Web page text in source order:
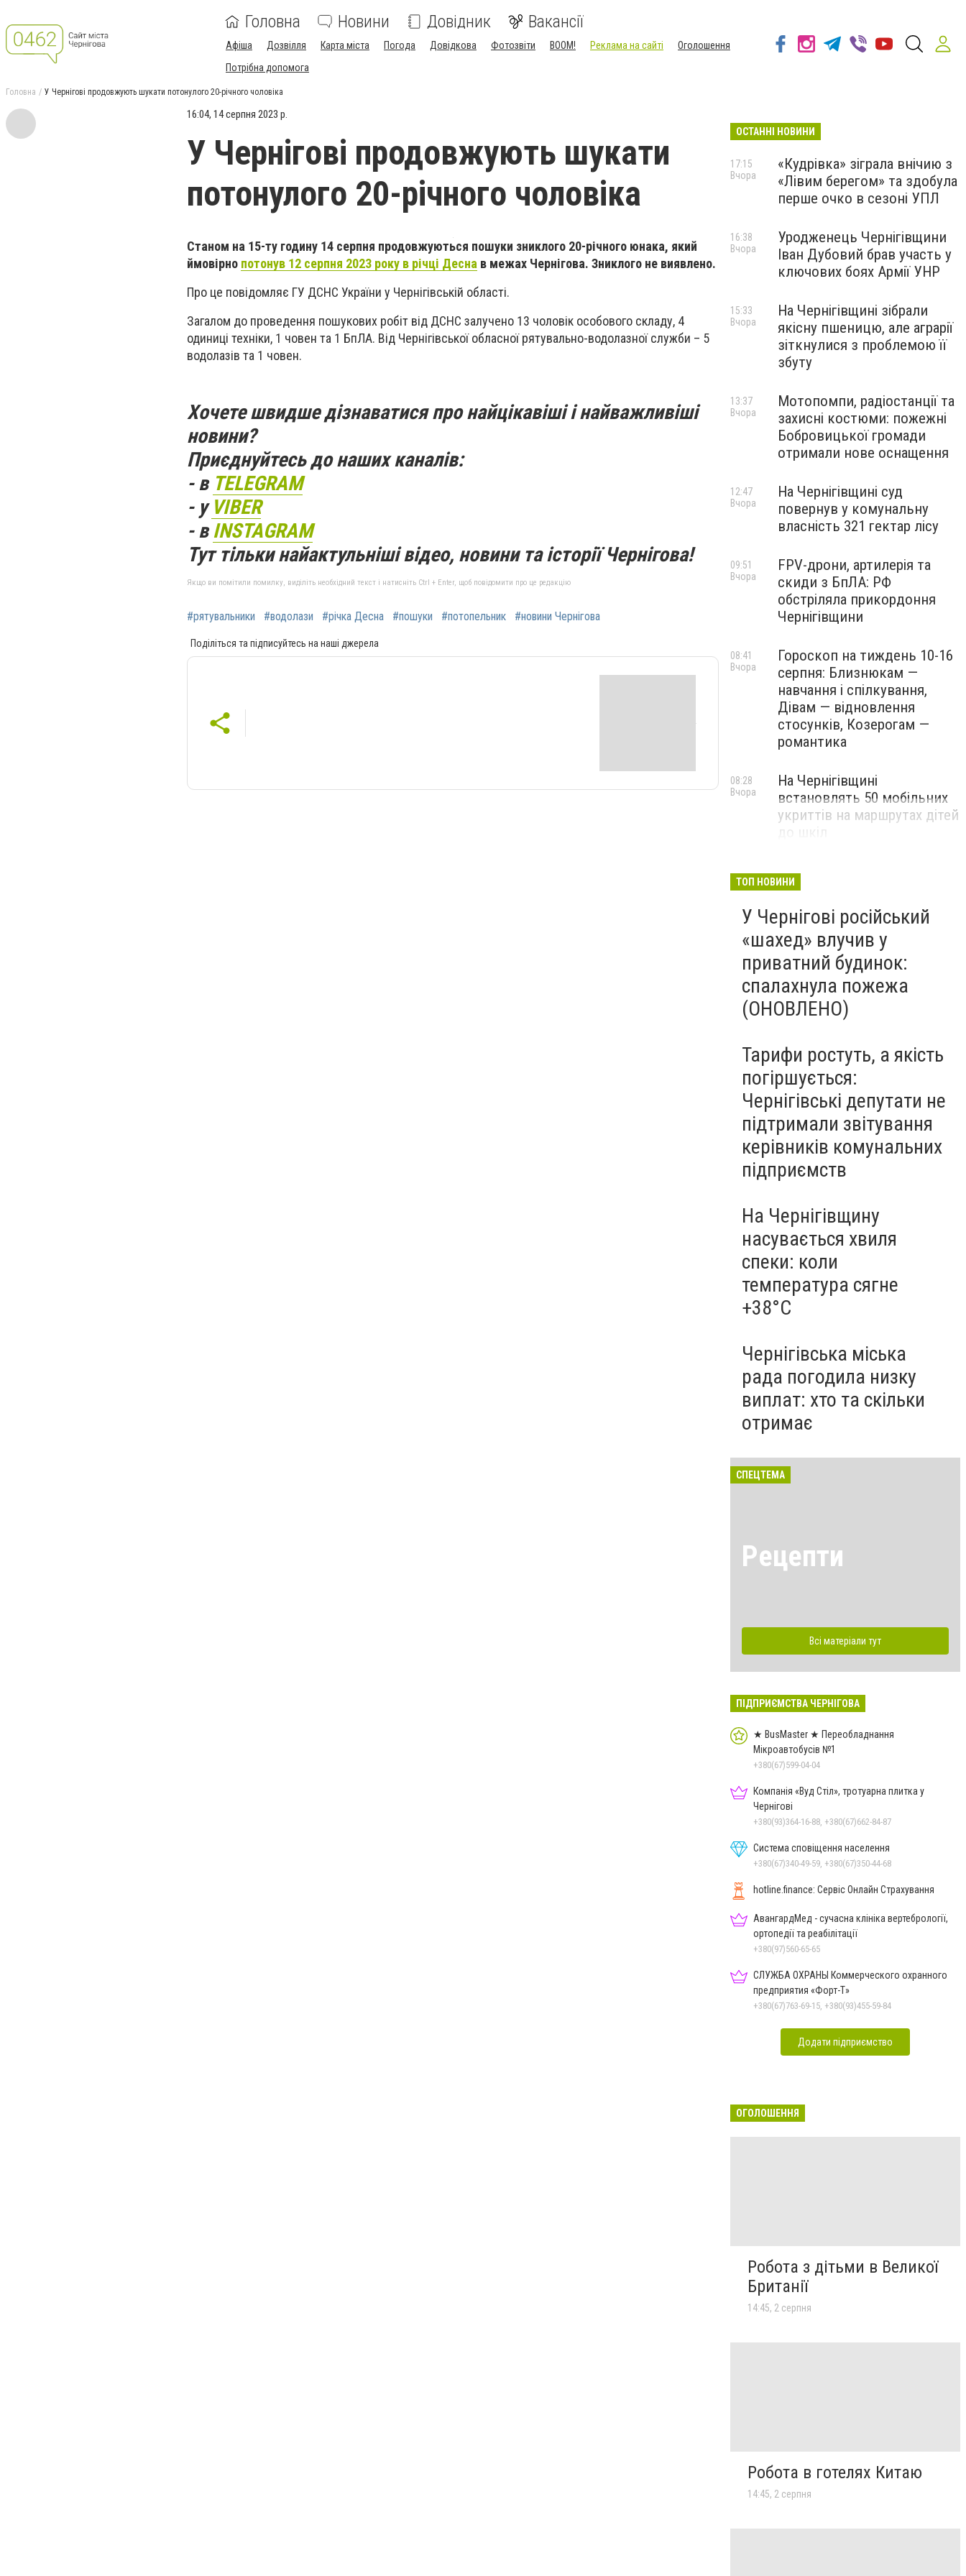
Головна Новини Довідник Вакансії
Афіша Дозвілля Карта міста Погода Довідкова Фотозвіти BOOM! Реклама на сайті
Оголошення
Потрібна допомога
Головна У Чернігові продовжують шукати потонулого 20-річного чоловіка
16:04, 14 серпня 2023 р.
У Чернігові продовжують шукати
потонулого 20-річного чоловіка
Станом на 15-ту годину 14 серпня продовжуються пошуки зниклого 20-річного юнака, який
ймовірно потонув 12 серпня 2023 року в річці Десна в межах Чернігова. Зниклого не виявлено.
Про це повідомляє ГУ ДСНС України у Чернігівській області.
Загалом до проведення пошукових робіт від ДСНС залучено 13 чоловік особового складу, 4
одиниці техніки, 1 човен та 1 БпЛА. Від Чернігівської обласної рятувально-водолазної служби – 5
водолазів та 1 човен.
Хочете швидше дізнаватися про найцікавіші і найважливіші
новини?
Приєднуйтесь до наших каналів:
- в TELEGRAM
- у VIBER
- вINSTAGRAM
Тут тільки найактульніші відео, новини та історії Чернігова!
Якщо ви помітили помилку, виділіть необхідний текст і натисніть Ctrl + Enter, щоб повідомити про це редакцію
#рятувальники #водолази #річка Десна #пошуки #потопельник #новини Чернігова
Поділіться та підписуйтесь на наші джерела
ОСТАННІ НОВИНИ
«Кудрівка» зіграла внічию з
«Лівим берегом» та здобула
перше очко в сезоні УПЛ
17:15
Вчора
Уродженець Чернігівщини
Іван Дубовий брав участь у
ключових боях Армії УНР
16:38
Вчора
На Чернігівщині зібрали
якісну пшеницю, але аграрії
зіткнулися з проблемою її
збуту
15:33
Вчора
Мотопомпи, радіостанції та
захисні костюми: пожежні
Бобровицької громади
отримали нове оснащення
13:37
Вчора
На Чернігівщині суд
повернув у комунальну
власність 321 гектар лісу
12:47
Вчора
FPV-дрони, артилерія та
скиди з БпЛА: РФ
обстріляла прикордоння
Чернігівщини
09:51
Вчора
Гороскоп на тиждень 10-16
серпня: Близнюкам —
навчання і спілкування,
Дівам — відновлення
стосунків, Козерогам —
романтика
08:41
Вчора
На Чернігівщині
встановлять 50 мобільних
укриттів на маршрутах дітей
08:28
Вчора
ТОП НОВИНИ
У Чернігові російський
«шахед» влучив у
приватний будинок:
спалахнула пожежа
(ОНОВЛЕНО)
Тарифи ростуть, а якість
погіршується:
Чернігівські депутати не
підтримали звітування
керівників комунальних
підприємств
На Чернігівщину
насувається хвиля
спеки: коли
температура сягне
+38°C
Чернігівська міська
рада погодила низку
виплат: хто та скільки
отримає
СПЕЦТЕМА
Рецепти
Всі матеріали тут
ПІДПРИЄМСТВА ЧЕРНІГОВА
★ BusMaster ★ Переобладнання
Мікроавтобусів №1
+380(67)599-04-04
Компанія «Вуд Стіл», тротуарна плитка у
Чернігові
+380(93)364-16-88, +380(67)662-84-87
Система сповіщення населення
+380(67)340-49-59, +380(67)350-44-68
hotline.finance: Сервіс Онлайн Страхування
АвангардМед - сучасна клініка вертебрології,
ортопедії та реабілітації
+380(97)560-65-65
СЛУЖБА ОХРАНЫ Коммерческого охранного
предприятия «Форт-Т»
+380(67)763-69-15, +380(93)455-59-84
Додати підприємство
ОГОЛОШЕННЯ
Робота з дітьми в Великої
Британії
14:45, 2 серпня
Робота в готелях Китаю
14:45, 2 серпня